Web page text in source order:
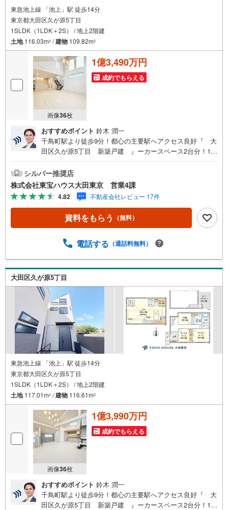
東急池上線 「池上」駅 徒歩14分
東京都大田区久が原5丁目
1SLDK（1LDK＋2S） / 地上2階建
土地116.03m2 /建物 109.82m2
画像36枚
1億3,490万円
成約でもらえる
おすすめポイント 鈴木 潤一
千鳥町駅より徒歩9分！都心の主要駅へアクセス良好『 大
田区久が原5丁目 新築戸建 』ーカースペース2台分！1L
間 22帖超の広々LDKでゆとりの住空間が実現！ 床暖房完
備！乾燥も空気の汚れもなく快適 キッチンには家事の負担
を軽減する食洗機付 宅配BOX有！不在時でも荷物を受け取
れます 侵入やいたずらに抑止効果も発揮する防犯カメラ～
東京、川崎エリアの「住まい」探しに確かな安心と満足を
～ 東宝ハウス大田東京ならではの高品質なサービスをお届
相談 FPによるライフプランのシミュレーションお電話より
さい。【資料をもらう】【室内・現地を見学する】ボタン
よりご予約いただくとご見学がスムーズにご案内できま
す。お客様のお住まいへの「希望」を形にするべく全力で
お手伝いさせていただきます。お会いできる日を心待ちに
しております。
シルバー推奨店
株式会社東宝ハウス大田東京 営業4課
4.82 不動産会社レビュー 17件
資料をもらう （無料）
電話する （通話料無料）
大田区久が原5丁目
東急池上線 「池上」駅 徒歩14分
東京都大田区久が原5丁目
1SLDK（1LDK＋2S） / 地上2階建
土地117.01m2 /建物 116.61m2
画像36枚
1億3,990万円
成約でもらえる
おすすめポイント 鈴木 潤一
千鳥町駅より徒歩9分！都心の主要駅へアクセス良好『 大
田区久が原5丁目 新築戸建 』ーカースペース2台分！1L